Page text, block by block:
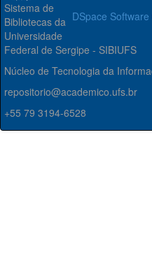
DSpace Software
Sistema de
Bibliotecas da
Universidade
Federal de Sergipe - SIBIUFS
Núcleo de Tecnologia da
repositorio@academico.ufs.br
+55 79 3194-6528